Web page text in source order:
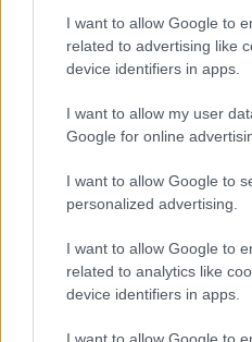
I want to allow Google to
related to advertising like
device identifiers in apps.
I want to allow my user
Google for online
I want to allow Google to
personalized advertising.
I want to allow Google to
related to analytics like
device identifiers in apps.
Cosmetici cooling: la nuova
Camilla Fiore · 9 Ago 2026